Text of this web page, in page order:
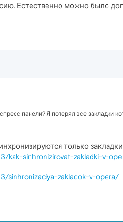
Естественно можно было
панели? Я потерял все закладки
только закладки
kak-sinhronizirovat-zakladki-v-
sinhronizaciya-zakladok-v-opera/